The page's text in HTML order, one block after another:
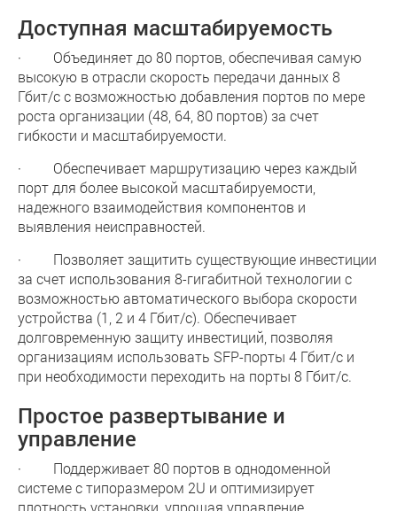
Доступная масштабируемость
· Объединяет до 80 портов, обеспечивая самую
высокую в отрасли скорость передачи данных 8
Гбит/c с возможностью добавления портов по мере
роста организации (48, 64, 80 портов) за счет
гибкости и масштабируемости.
· Обеспечивает маршрутизацию через каждый
порт для более высокой масштабируемости,
надежного взаимодействия компонентов и
выявления неисправностей.
· Позволяет защитить существующие инвестиции
за счет использования 8-гигабитной технологии с
возможностью автоматического выбора скорости
устройства (1, 2 и 4 Гбит/с). Обеспечивает
долговременную защиту инвестиций, позволяя
организациям использовать SFP-порты 4 Гбит/с и
при необходимости переходить на порты 8 Гбит/c.
Простое развертывание и
управление
· Поддерживает 80 портов в однодоменной
системе с типоразмером 2U и оптимизирует
плотность установки, упрощая управление.